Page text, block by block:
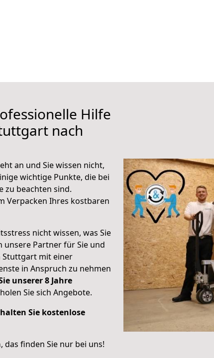
Hilfe
nach
an und Sie wissen nicht,
wichtige Punkte, die bei
zu beachten sind.
Verpacken Ihres kostbaren
nicht wissen, was Sie
unsere Partner für Sie und
Stuttgart mit einer
in Anspruch zu nehmen
unserer 8 Jahre
Sie sich Angebote.
Sie kostenlose
, das finden Sie nur bei uns!